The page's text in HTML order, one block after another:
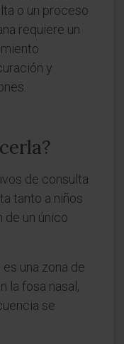
o un proceso
requiere un
y
de consulta
tanto a niños
de un único
una zona de
la fosa nasal,
se